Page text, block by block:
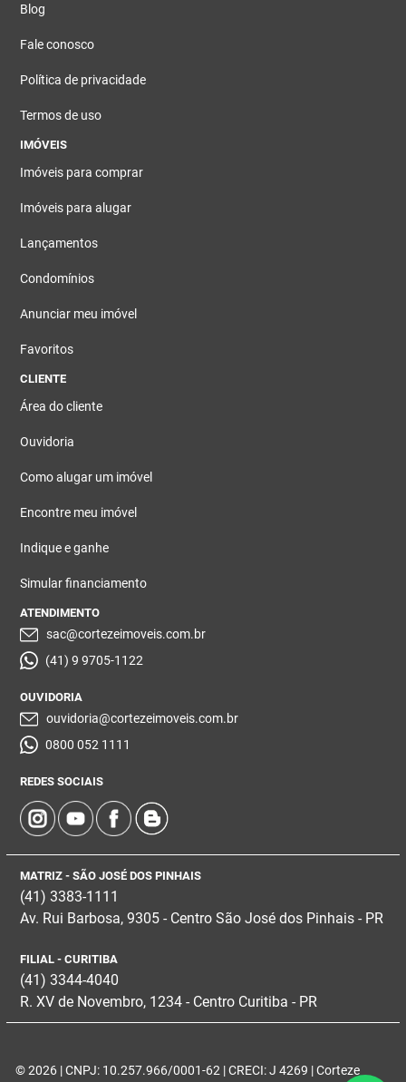
Blog
Fale conosco
Política de privacidade
Termos de uso
IMÓVEIS
Imóveis para comprar
Imóveis para alugar
Lançamentos
Condomínios
Anunciar meu imóvel
Favoritos
CLIENTE
Área do cliente
Ouvidoria
Como alugar um imóvel
Encontre meu imóvel
Indique e ganhe
Simular financiamento
ATENDIMENTO
sac@cortezeimoveis.com.br
(41) 9 9705-1122
OUVIDORIA
ouvidoria@cortezeimoveis.com.br
0800 052 1111
REDES SOCIAIS
MATRIZ - SÃO JOSÉ DOS PINHAIS
(41) 3383-1111
Av. Rui Barbosa, 9305 - Centro São José dos Pinhais - PR
FILIAL - CURITIBA
(41) 3344-4040
R. XV de Novembro, 1234 - Centro Curitiba - PR
© 2026 | CNPJ: 10.257.966/0001-62 | CRECI: J 4269 | Corteze